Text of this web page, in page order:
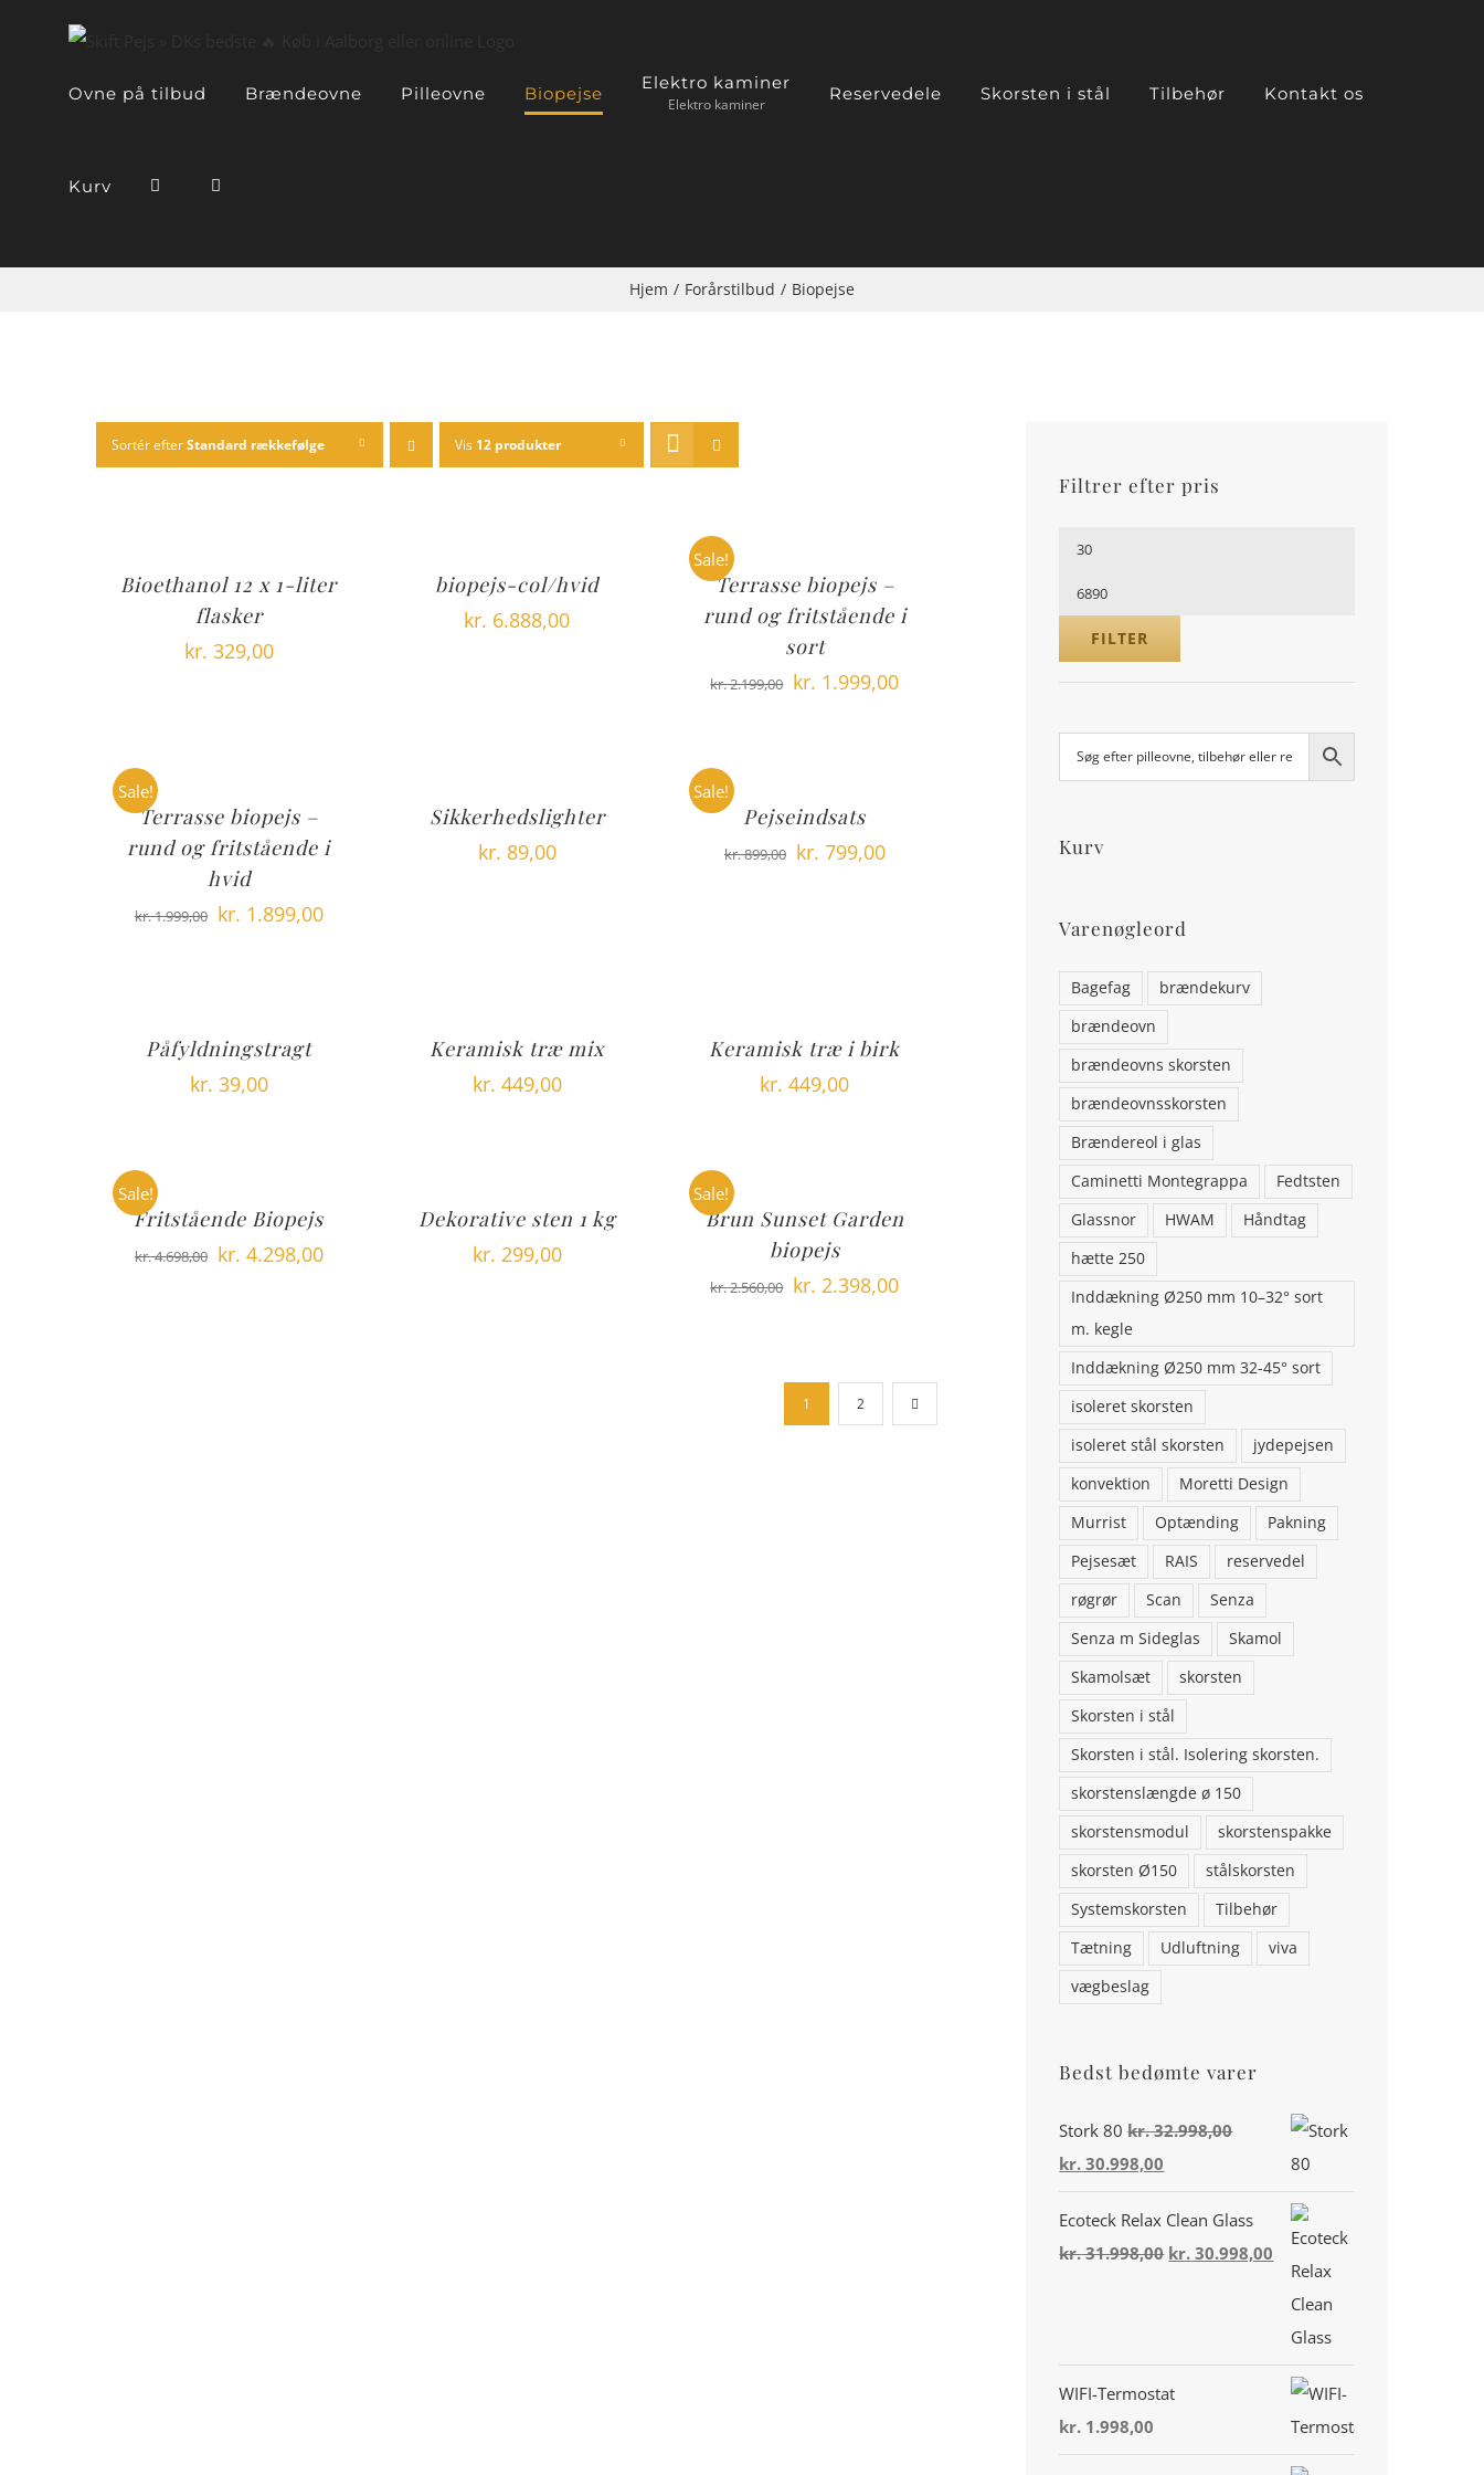
Ovne på tilbud Brændeovne Pilleovne Biopejse
Elektro kaminer
Elektro kaminer
Reservedele Skorsten i stål Tilbehør Kontakt os
Kurv
Hjem / Forårstilbud / Biopejse
Sortér efterStandard rækkefølge Vis 12 produkter
Bioethanol 12 x 1-liter
flasker
kr. 329,00
biopejs-col/hvid
kr. 6.888,00
Sale!
Terrasse biopejs –
rund og fritstående i
sort
kr.2.199,00 Den
kr. 2.199,00.
kr. 1.999,00Den
Sale!
Terrasse biopejs –
rund og fritstående i
hvid
kr.1.999,00 Den
kr. 1.999,00.
kr. 1.899,00Den
Sikkerhedslighter
kr. 89,00
Sale!
Pejseindsats
kr.899,00 Den
kr. 799,00Den
Påfyldningstragt
kr. 39,00
Keramisk træ mix
kr. 449,00
Keramisk træ i birk
kr. 449,00
Sale!
Fritstående Biopejs
kr.4.698,00 Den
kr. 4.298,00Den
Dekorative sten 1 kg
kr. 299,00
Sale!
Brun Sunset Garden
biopejs
kr.2.560,00 Den
var:
kr. 2.560,00.
kr. 2.398,00Den
er:
kr. 2.398,00.
1 2
Filtrer efter pris
Mindste
Højeste
pris
FILTER
Kurv
Varenøgleord
Bagefag
brændekurv
brændeovn
brændeovns skorsten
brændeovnsskorsten
Brændereol i glas
Caminetti Montegrappa
Fedtsten
Glassnor
HWAM
Håndtag
hætte 250
Inddækning Ø250 mm 10–32° sort
m. kegle
Inddækning Ø250 mm 32-45° sort
isoleret skorsten
isoleret stål skorsten
jydepejsen
konvektion
Moretti Design
Murrist
Optænding
Pakning
Pejsesæt
RAIS
reservedel
røgrør
Scan
Senza
Senza m Sideglas
Skamol
Skamolsæt
skorsten
Skorsten i stål
Skorsten i stål. Isolering skorsten.
skorstenslængde ø 150
skorstensmodul
skorstenspakke
skorsten Ø150
stålskorsten
Systemskorsten
Tilbehør
Tætning
Udluftning
viva
vægbeslag
Bedst bedømte varer
Stork 80 kr.32.998,00
Den
oprindelige
pris
var:
kr. 30.998,00
aktuelle
pris
er:
Ecoteck Relax Clean Glass
kr.31.998,00 Den
kr. 31.998,00.
kr. 30.998,00 Den
aktuelle
pris
kr. 30.998,00.
WIFI-Termostat
kr. 1.998,00
Din konto
Miljø & Ansvarlighed
Handelsbetingelser
Privatlivspolitik
Cookiepolitik (EU)